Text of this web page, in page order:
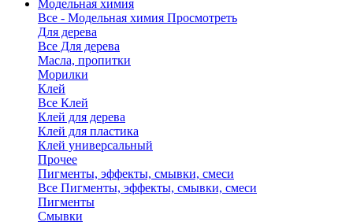
Модельная химия
Все - Модельная химия Просмотреть
Для дерева
Все Для дерева
Масла, пропитки
Морилки
Клей
Все Клей
Клей для дерева
Клей для пластика
Клей универсальный
Прочее
Пигменты, эффекты, смывки, смеси
Все Пигменты, эффекты, смывки, смеси
Пигменты
Смывки